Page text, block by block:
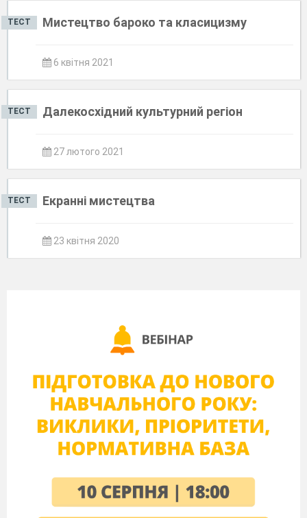
ТЕСТ Мистецтво бароко та класицизму
6 квітня 2021
ТЕСТ Далекосхідний культурний регіон
27 лютого 2021
ТЕСТ Екранні мистецтва
23 квітня 2020